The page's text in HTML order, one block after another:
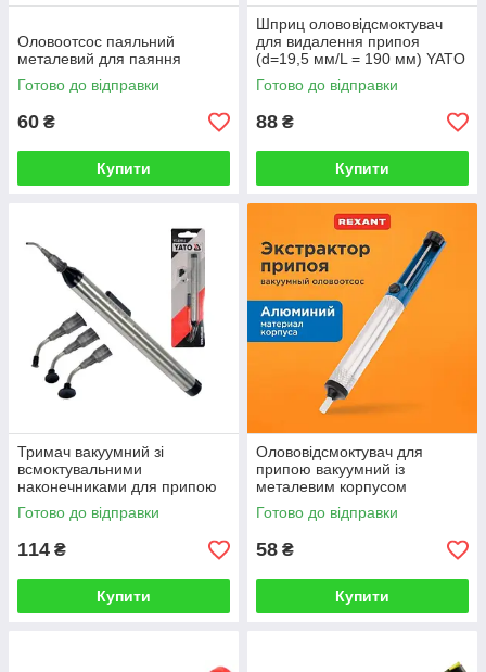
Оловоотсос паяльний
металевий для паяння
Готово до відправки
60 ₴
Купити
Шприц олововідсмоктувач
для видалення припоя
(d=19,5 мм/L = 190 мм) YATO
Готово до відправки
88 ₴
Купити
Тримач вакуумний зі
всмоктувальними
наконечниками для припою
YATO l= 150 мм, наконечники
Ø = 3, 6, 10 мм
Готово до відправки
114 ₴
Купити
Олововідсмоктувач для
припою вакуумний із
металевим корпусом
REXANT
Готово до відправки
58 ₴
Купити